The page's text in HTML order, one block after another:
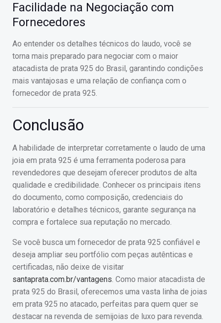
Facilidade na Negociação com
Fornecedores
Ao entender os detalhes técnicos do laudo, você se
torna mais preparado para negociar com o maior
atacadista de prata 925 do Brasil, garantindo condições
mais vantajosas e uma relação de confiança com o
fornecedor de prata 925.
Conclusão
A habilidade de interpretar corretamente o laudo de uma
joia em prata 925 é uma ferramenta poderosa para
revendedores que desejam oferecer produtos de alta
qualidade e credibilidade. Conhecer os principais itens
do documento, como composição, credenciais do
laboratório e detalhes técnicos, garante segurança na
compra e fortalece sua reputação no mercado.
Se você busca um fornecedor de prata 925 confiável e
deseja ampliar seu portfólio com peças autênticas e
certificadas, não deixe de visitar
santaprata.com.br/vantagens. Como maior atacadista de
prata 925 do Brasil, oferecemos uma vasta linha de joias
em prata 925 no atacado, perfeitas para quem quer se
destacar na revenda de semijoias de luxo para revenda.